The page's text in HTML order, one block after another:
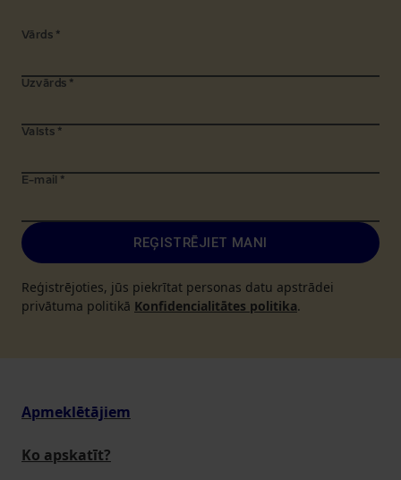
Vārds *
Uzvārds *
Valsts *
E-mail *
REĢISTRĒJIET MANI
Reģistrējoties, jūs piekrītat personas datu apstrādei
privātuma politikā Konfidencialitātes politika.
Apmeklētājiem
Ko apskatīt?